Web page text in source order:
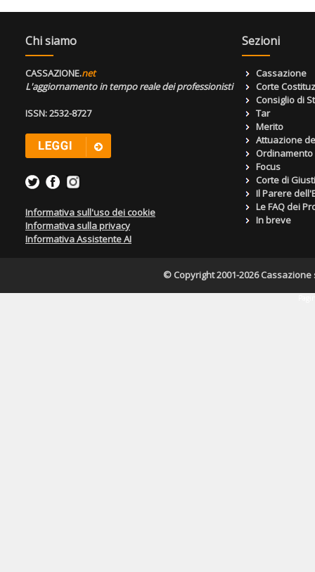
Chi siamo
CASSAZIONE.net
L'aggiornamento in tempo reale dei professionisti
ISSN: 2532-8727
Informativa sull'uso dei cookie
Informativa sulla privacy
Informativa Assistente AI
Sezioni
Cassazione
Corte
Consiglio di
Tar
Merito
Attuazione
Focus
Corte di
Il Parere
Le FAQ dei
In breve
© Copyright 2001-2026 Cassazione